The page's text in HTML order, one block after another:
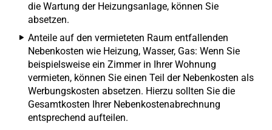
die Wartung der Heizungsanlage, können Sie
absetzen.
Anteile auf den vermieteten Raum entfallenden
Nebenkosten wie Heizung, Wasser, Gas: Wenn Sie
beispielsweise ein Zimmer in Ihrer Wohnung
vermieten, können Sie einen Teil der Nebenkosten als
Werbungskosten absetzen. Hierzu sollten Sie die
Gesamtkosten Ihrer Nebenkostenabrechnung
entsprechend aufteilen.